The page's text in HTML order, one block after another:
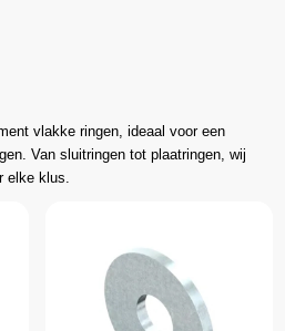
vlakke ringen, ideaal voor een
Van sluitringen tot plaatringen, wij
elke klus.